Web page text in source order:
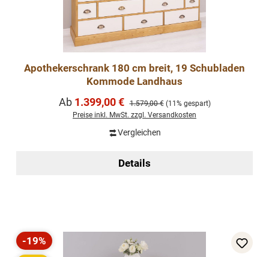
Apothekerschrank 180 cm breit, 19 Schubladen
Kommode Landhaus
Verkaufspreis:
Ab 1.399,00 € Regulärer Preis:
1.579,00 € (11% gespart)
Preise inkl. MwSt. zzgl. Versandkosten
Vergleichen
Details
Rabatt
-19%